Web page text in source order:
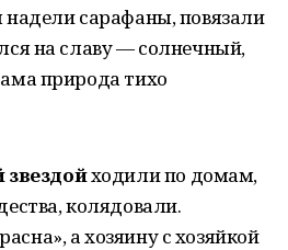
сарафаны, повязали
на славу — солнечный,
природа тихо
ходили по домам,
колядовали.
а хозяину с хозяйкой